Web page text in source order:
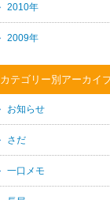
2010年
2009年
カテゴリー別アーカイ
お知らせ
さだ
一口メモ